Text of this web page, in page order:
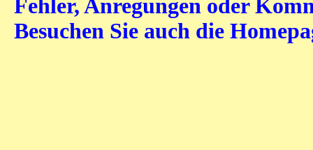
Fehler, Anregungen oder
Besuchen Sie auch die